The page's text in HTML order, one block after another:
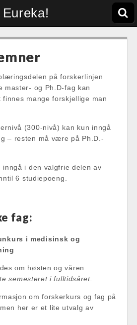
Eureka!
på forskerlinjen
master- og Ph.D-fag kan
mange forskjellige man
(300-nivå) kan kun inngå
– resten må være på Ph.D.-
inngå i den valgfrie delen av
6 studiepoeng.
fag:
i medisinsk og
om høsten og våren.
semesteret i fulltidsåret.
om forskerkurs og fag på
her er et lite utvalg av